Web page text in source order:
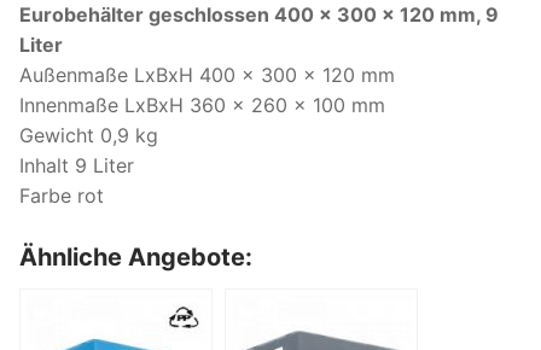
Eurobehälter geschlossen 400 x 300 x 120 mm, 9
Liter
Außenmaße LxBxH 400 x 300 x 120 mm
Innenmaße LxBxH 360 x 260 x 100 mm
Gewicht 0,9 kg
Inhalt 9 Liter
Farbe rot
Ähnliche Angebote: